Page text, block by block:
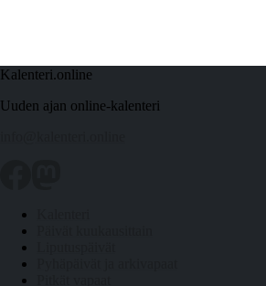
Kalenteri.online
Uuden ajan online-kalenteri